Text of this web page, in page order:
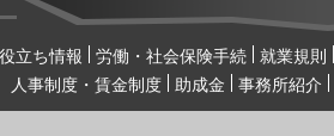
立ち情報 労働・社会保険手続 就業規則
人事制度・賃金制度
助成金 事務所紹介